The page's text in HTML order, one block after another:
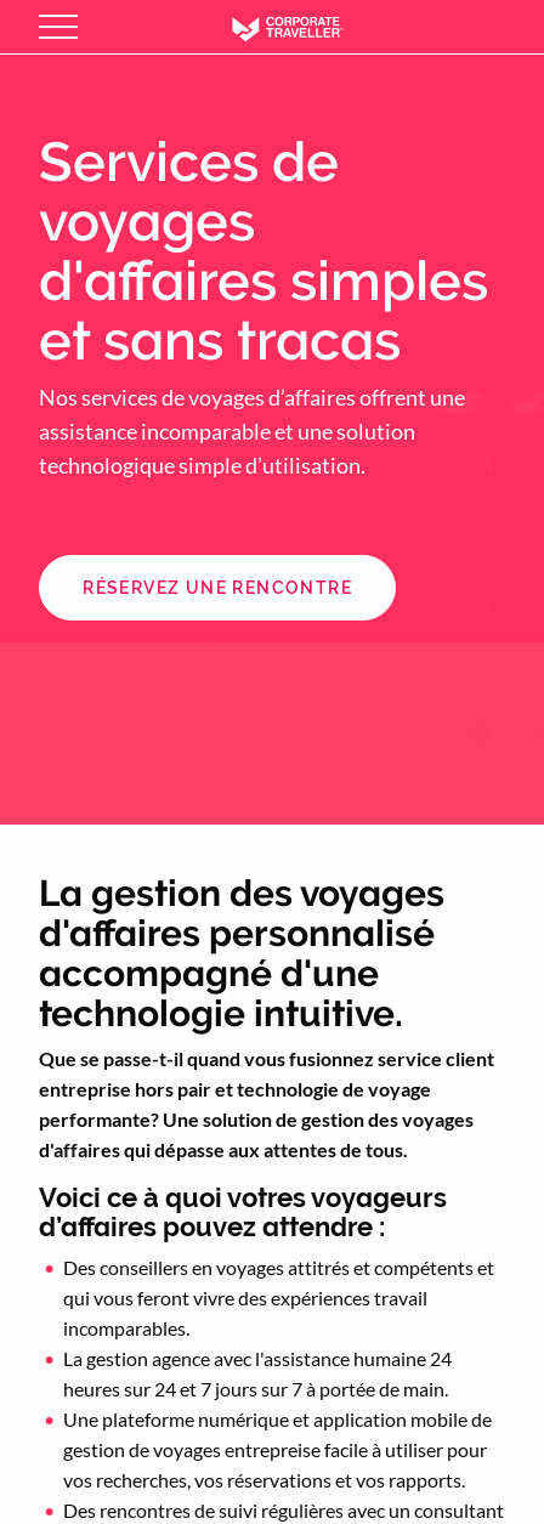
Services de
voyages
d'affaires simples
et sans tracas
Nos services de voyages d’affaires offrent une
assistance incomparable et une solution
technologique simple d’utilisation.
RÉSERVEZ UNE RENCONTRE
La gestion des voyages
d'affaires personnalisé
accompagné d'une
technologie intuitive.
Que se passe-t-il quand vous fusionnez service client
entreprise hors pair et technologie de voyage
performante? Une solution de gestion des voyages
d'affaires qui dépasse aux attentes de tous.
Voici ce à quoi votres voyageurs
d’affaires pouvez attendre :
Des conseillers en voyages attitrés et compétents et
qui vous feront vivre des expériences travail
incomparables.
La gestion agence avec l'assistance humaine 24
heures sur 24 et 7 jours sur 7 à portée de main.
Une plateforme numérique et application mobile de
gestion de voyages entrepreise facile à utiliser pour
vos recherches, vos réservations et vos rapports.
Des rencontres de suivi régulières avec un consultant